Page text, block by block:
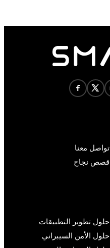
تواصل معنا
قصص نجاح
حلول تطوير التطبيقات
حلول الأمن السيبراني